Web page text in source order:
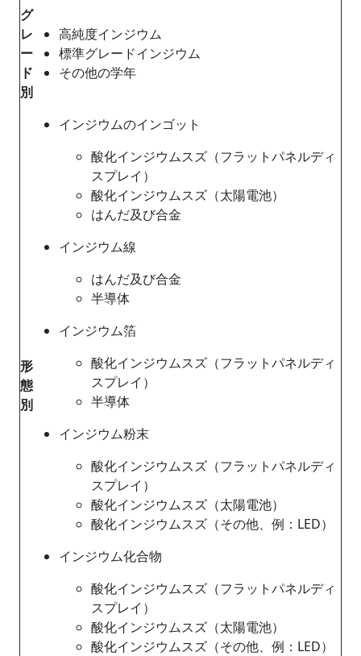
グ
レ
ー
ド
別
高純度インジウム
標準グレードインジウム
その他の学年
形
態
別
インジウムのインゴット
酸化インジウムスズ（フラットパネルディ
スプレイ）
酸化インジウムスズ（太陽電池）
はんだ及び合金
インジウム線
はんだ及び合金
半導体
インジウム箔
酸化インジウムスズ（フラットパネルディ
スプレイ）
半導体
インジウム粉末
酸化インジウムスズ（フラットパネルディ
スプレイ）
酸化インジウムスズ（太陽電池）
酸化インジウムスズ（その他、例：LED）
インジウム化合物
酸化インジウムスズ（フラットパネルディ
スプレイ）
酸化インジウムスズ（太陽電池）
酸化インジウムスズ（その他、例：LED）